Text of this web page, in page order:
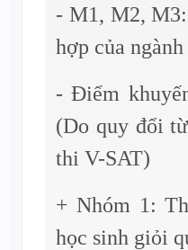
- M1, M2,
hợp của
- Điểm
(Do quy đổi
thi V-SAT)
+ Nhóm 1:
học sinh giỏi